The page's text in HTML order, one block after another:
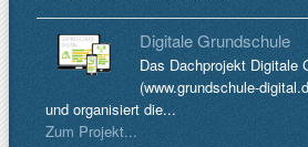
Digitale Grundschule
Das Dachprojekt Digitale
(www.grundschule-
und organisiert die...
Zum Projekt...